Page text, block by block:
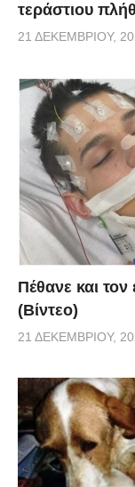
τεράστιου
21 ΔΕΚΕΜΒΡΊΟΥ,
Πέθανε και
(Βίντεο)
21 ΔΕΚΕΜΒΡΊΟΥ,